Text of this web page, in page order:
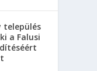
település
a Falusi